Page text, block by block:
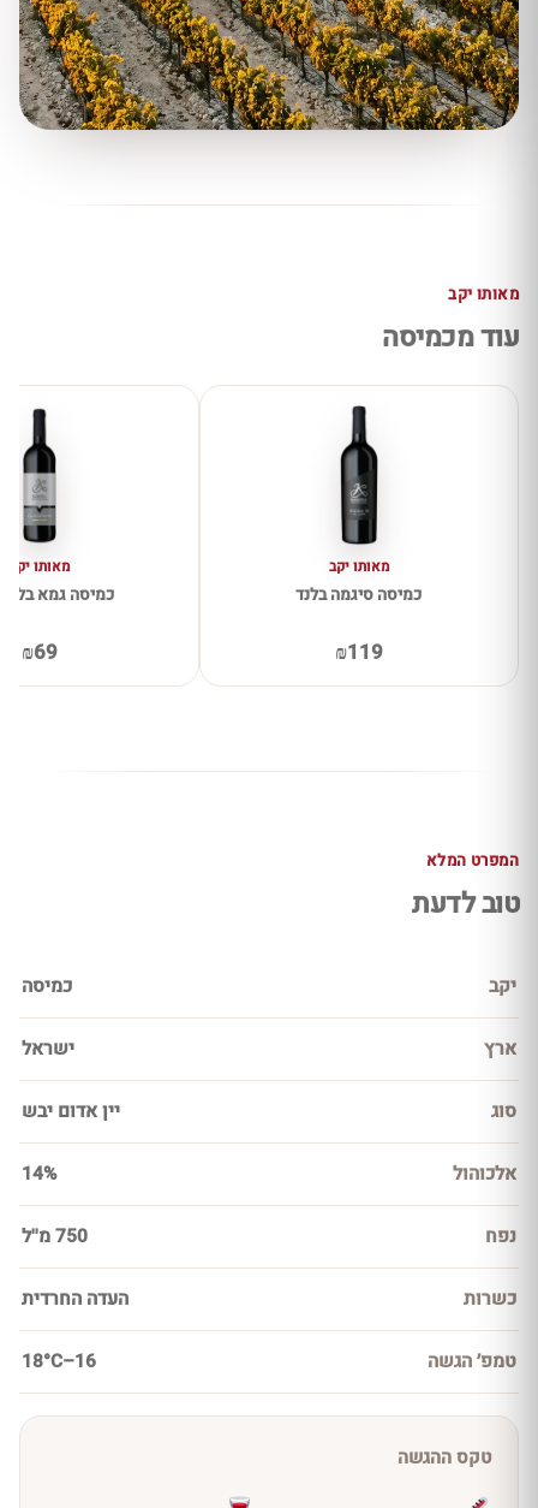
מאותו יקב
עוד מכמיסה
מאותו יקב
כמיסה סיגמה בלנד
₪119
מאותו יקב
כמיסה גמא
₪69
המפרט המלא
טוב לדעת
יקב כמיסה
ארץ ישראל
סוג יין אדום יבש
אלכוהול 14%
נפח 750 מ''ל
כשרות העדה החרדית
טמפ׳ הגשה 16–18°C
טקס ההגשה